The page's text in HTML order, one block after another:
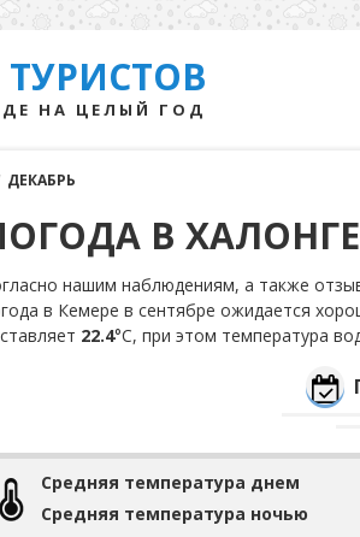
НА ЦЕЛЫЙ ГОД
ДЕКАБРЬ
В
нашим наблюдениям, а также
в Кемере в сентябре ожидается
22.4°С, при этом температура
Средняя температура днем
Средняя температура ночью